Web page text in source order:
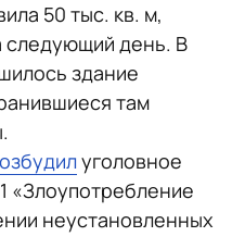
50 тыс. кв. м,
следующий день. В
здание
там
уголовное
«Злоупотребление
неустановленных